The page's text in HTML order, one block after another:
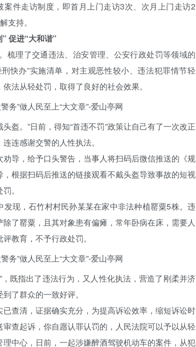
件走访制度，即首月上门走访3次、次月上门走访2
支持。
促进“大和谐”
梳理了交通违法、治安管理、公安行政处罚等领域的
快办”实施清单，对主观恶性较小、违法犯罪情节轻
法从轻处罚，取得了良好的社会效果。
盔。”日前，得知“首违不罚”政策让自己有了一次改正
连感谢交警的人性执法。
导，给予口头警告，当事人将扫码后微信推送的《规
根据扫码后推送的链接观看不戴头盔导致事故的短视
。
现，石竹村村民孙某某在家中非法种植罂粟5株。违
了罂粟，且其对象患有偏瘫，常年卧病在床，需要人
教育，不予行政处罚。
既指出了违法行为，又人性化执法，营造了刚柔并济
了群众的一致好评。
已查清，证据确实充分，为提高诉讼效率，缩短诉讼时
查起诉，你自愿认罪认罚的，人民法院可以予以从轻
中心，日前，一起涉嫌醉酒驾驶机动车的案件，从犯